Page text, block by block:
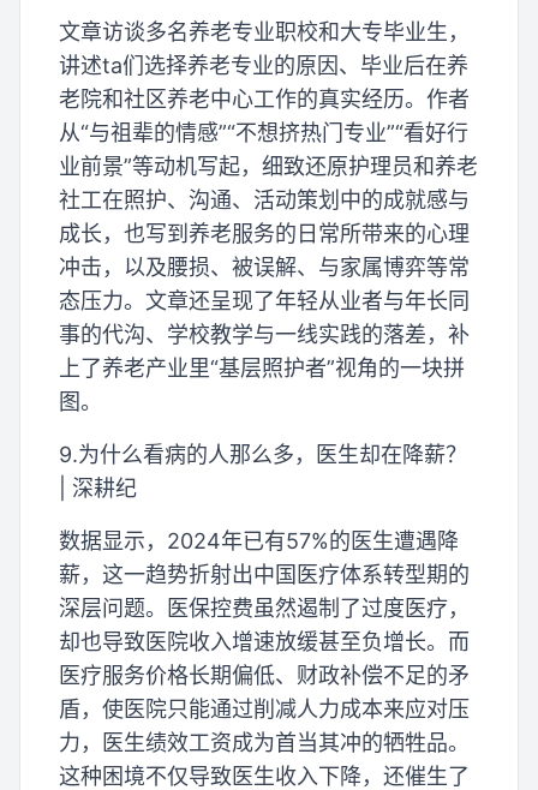
文章访谈多名养老专业职校和大专毕业生，
讲述ta们选择养老专业的原因、毕业后在养
老院和社区养老中心工作的真实经历。作者
从“与祖辈的情感”“不想挤热门专业”“看好行
业前景”等动机写起，细致还原护理员和养老
社工在照护、沟通、活动策划中的成就感与
成长，也写到养老服务的日常所带来的心理
冲击，以及腰损、被误解、与家属博弈等常
态压力。文章还呈现了年轻从业者与年长同
事的代沟、学校教学与一线实践的落差，补
上了养老产业里“基层照护者”视角的一块拼
图。
9.为什么看病的人那么多，医生却在降薪？
| 深耕纪
数据显示，2024年已有57%的医生遭遇降
薪，这一趋势折射出中国医疗体系转型期的
深层问题。医保控费虽然遏制了过度医疗，
却也导致医院收入增速放缓甚至负增长。而
医疗服务价格长期偏低、财政补偿不足的矛
盾，使医院只能通过削减人力成本来应对压
力，医生绩效工资成为首当其冲的牺牲品。
这种困境不仅导致医生收入下降，还催生了